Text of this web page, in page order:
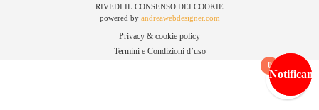
RIVEDI IL CONSENSO DEI COOKIE
powered by andreawebdesigner.com
Privacy & cookie policy
Termini e Condizioni d’uso
0
Notificami
Notificami